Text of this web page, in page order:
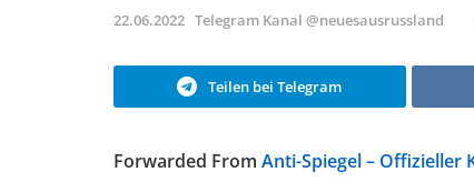
22.06.2022 Telegram Kanal @neuesausrussland
Teilen bei Telegram
Forwarded From Anti-Spiegel – Offizieller